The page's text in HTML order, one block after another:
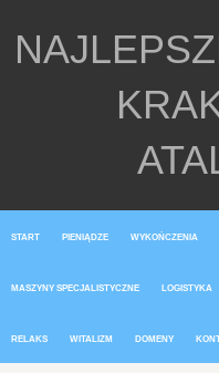
START PIENIĄDZE WYKOŃCZENIA
MASZYNY SPECJALISTYCZNE LOGISTYKA
RELAKS WITALIZM DOMENY